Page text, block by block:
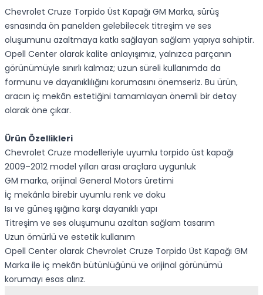
Chevrolet Cruze Torpido Üst Kapağı GM Marka, sürüş
esnasında ön panelden gelebilecek titreşim ve ses
oluşumunu azaltmaya katkı sağlayan sağlam yapıya sahiptir.
Opell Center olarak kalite anlayışımız, yalnızca parçanın
görünümüyle sınırlı kalmaz; uzun süreli kullanımda da
formunu ve dayanıklılığını korumasını önemseriz. Bu ürün,
aracın iç mekân estetiğini tamamlayan önemli bir detay
olarak öne çıkar.
Ürün Özellikleri
Chevrolet Cruze modelleriyle uyumlu torpido üst kapağı
2009–2012 model yılları arası araçlara uygunluk
GM marka, orijinal General Motors üretimi
İç mekânla birebir uyumlu renk ve doku
Isı ve güneş ışığına karşı dayanıklı yapı
Titreşim ve ses oluşumunu azaltan sağlam tasarım
Uzun ömürlü ve estetik kullanım
Opell Center olarak Chevrolet Cruze Torpido Üst Kapağı GM
Marka ile iç mekân bütünlüğünü ve orijinal görünümü
korumayı esas alırız.